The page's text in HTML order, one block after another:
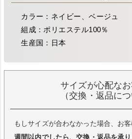
カラー：ネイビー、ベージュ
組成：ポリエステル100％
生産国：日本
サイズが心配な
（交換・返品につ
もしサイズが合わなかった場合、お
週間以内でしたら、交換・返品を承